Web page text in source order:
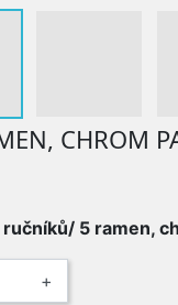
CHROM
5 ramen,
+